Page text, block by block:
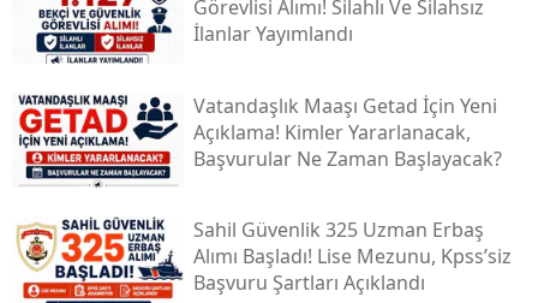
Görevlisi Alımı! Silahlı Ve Silahsız
İlanlar Yayımlandı
Vatandaşlık Maaşı Getad İçin Yeni
Açıklama! Kimler Yararlanacak,
Başvurular Ne Zaman Başlayacak?
Sahil Güvenlik 325 Uzman Erbaş
Alımı Başladı! Lise Mezunu, Kpss’siz
Başvuru Şartları Açıklandı